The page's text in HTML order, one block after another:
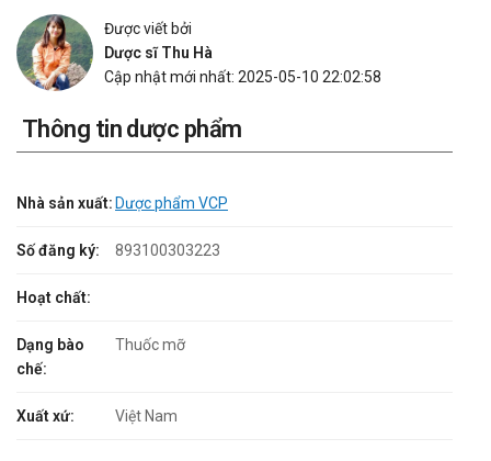
Được viết bởi
Dược sĩ Thu Hà
Cập nhật mới nhất: 2025-05-10 22:02:58
Thông tin dược phẩm
Nhà sản xuất: Dược phẩm VCP
Số đăng ký: 893100303223
Hoạt chất:
Dạng bào
chế:
Thuốc mỡ
Xuất xứ: Việt Nam